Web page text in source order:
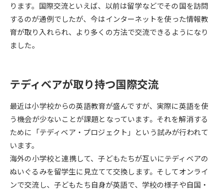
大学研究 大学検索
大学で学べる内容や特徴を調べる
集
データサイエンス特集 奨学金・特待生制度特集
デジタルパンフレット 進路の３択
新学年スタート号特集ページ
（高3生用）
（高2生用）
SELFBRAND特集ページ
ります。国際交流といえば、以前は留学などでその国を訪問
するのが通例でしたが、今はインターネットを使った情報教
育が取り入れられ、より多くの方法で交流できるようになり
ました。
テディベアが取り持つ国際交流
最近は小学校からの英語教育が盛んですが、実際に英語を使
う機会が少ないことが課題となっています。それを解消する
ために「テディベア・プロジェクト」という試みが行われて
います。
海外の小学校と連携して、子どもたちが互いにテディベアの
ぬいぐるみを留学生に見立てて交換します。そしてオンライ
ンで交流し、子どもたち自身が英語で、学校の様子や自国・